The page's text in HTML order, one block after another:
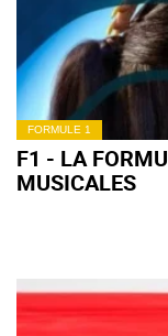
FORMULE 1
F1 - LA
MUSICALES